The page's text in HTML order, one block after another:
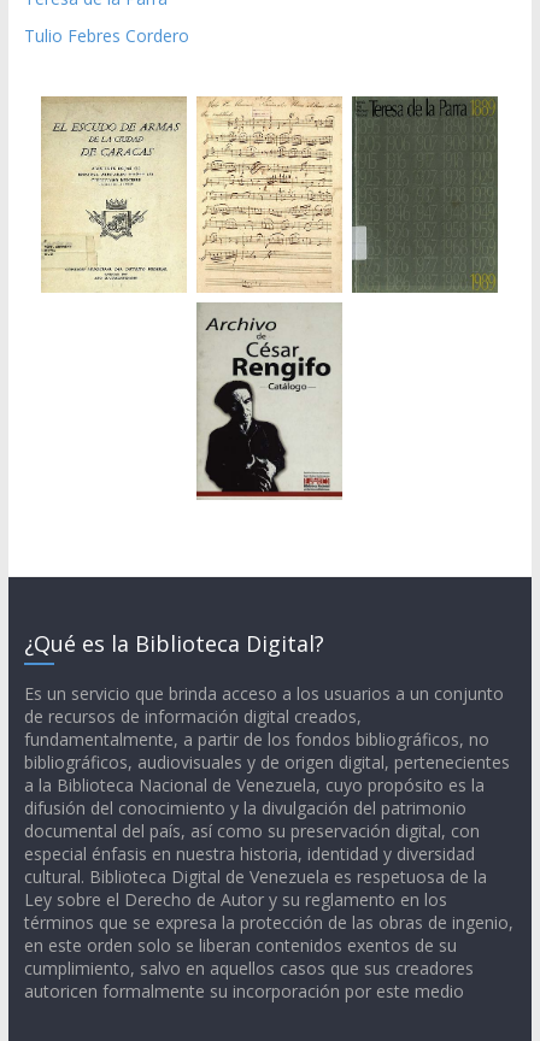
Tulio Febres Cordero
¿Qué es la Biblioteca Digital?
Es un servicio que brinda acceso a los usuarios a un conjunto
de recursos de información digital creados,
fundamentalmente, a partir de los fondos bibliográficos, no
bibliográficos, audiovisuales y de origen digital, pertenecientes
a la Biblioteca Nacional de Venezuela, cuyo propósito es la
difusión del conocimiento y la divulgación del patrimonio
documental del país, así como su preservación digital, con
especial énfasis en nuestra historia, identidad y diversidad
cultural. Biblioteca Digital de Venezuela es respetuosa de la
Ley sobre el Derecho de Autor y su reglamento en los
términos que se expresa la protección de las obras de ingenio,
en este orden solo se liberan contenidos exentos de su
cumplimiento, salvo en aquellos casos que sus creadores
autoricen formalmente su incorporación por este medio